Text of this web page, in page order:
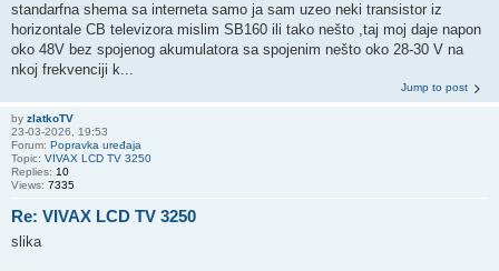
standarfna shema sa interneta samo ja sam uzeo neki transistor iz
horizontale CB televizora mislim SB160 ili tako nešto ,taj moj daje napon
oko 48V bez spojenog akumulatora sa spojenim nešto oko 28-30 V na
nkoj frekvenciji k...
Jump to post
by zlatkoTV
23-03-2026, 19:53
Forum: Popravka uređaja
Topic: VIVAX LCD TV 3250
Replies: 10
Views: 7335
Re: VIVAX LCD TV 3250
slika